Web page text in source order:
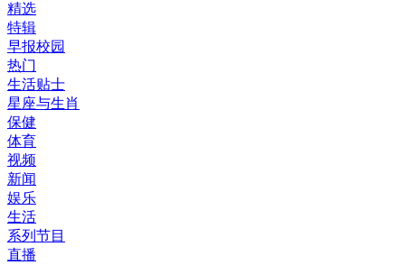
精选
特辑
早报校园
热门
生活贴士
星座与生肖
保健
体育
视频
新闻
娱乐
生活
系列节目
直播